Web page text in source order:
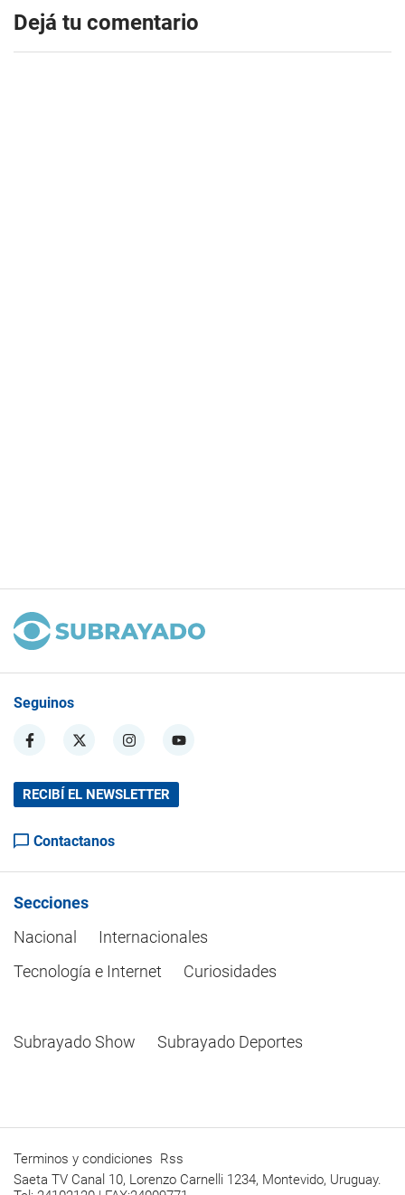
Dejá tu comentario
Seguinos
RECIBÍ EL NEWSLETTER
Contactanos
Secciones
Nacional
Internacionales
Tecnología e Internet
Curiosidades
Subrayado Show Subrayado Deportes
Terminos y condiciones Rss
Saeta TV Canal 10, Lorenzo Carnelli 1234, Montevido, Uruguay.